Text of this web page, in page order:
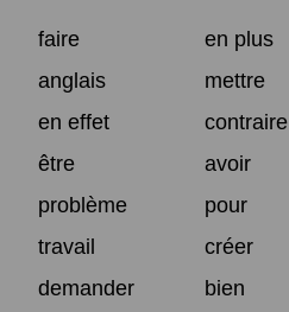
faire
en plus
anglais
mettre
en effet
contraire
être
avoir
problème
pour
travail
créer
demander
bien